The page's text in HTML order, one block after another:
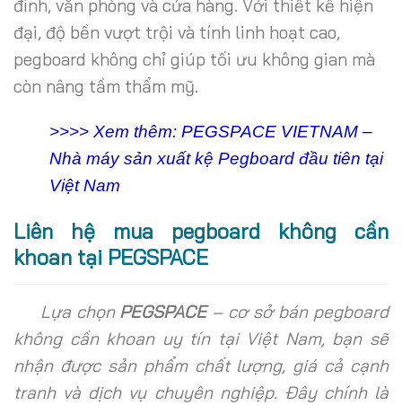
đình, văn phòng và cửa hàng. Với thiết kế hiện
đại, độ bền vượt trội và tính linh hoạt cao,
pegboard không chỉ giúp tối ưu không gian mà
còn nâng tầm thẩm mỹ.
>>>> Xem thêm: PEGSPACE VIETNAM –
Nhà máy sản xuất kệ Pegboard đầu tiên tại
Việt Nam
Liên hệ mua pegboard không cần
khoan tại PEGSPACE
Lựa chọn PEGSPACE– cơ sở bán pegboard
không cần khoan uy tín tại Việt Nam, bạn sẽ
nhận được sản phẩm chất lượng, giá cả cạnh
tranh và dịch vụ chuyên nghiệp. Đây chính là